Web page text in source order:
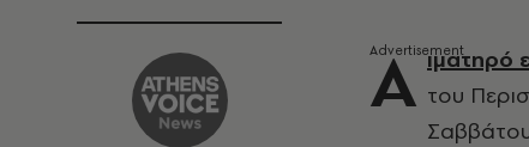
Α ιματηρό
του